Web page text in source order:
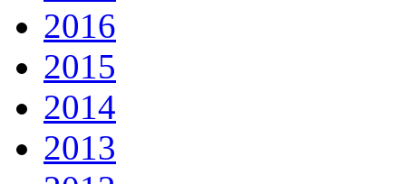
2016
2015
2014
2013